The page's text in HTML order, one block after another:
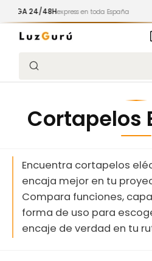
directamente
al contenido
24/48Hexpress en toda España
Búsqueda
Cortapelos
Encuentra cortapelos
encaja mejor en tu
Compara funciones,
forma de uso para
encaje de verdad en tu